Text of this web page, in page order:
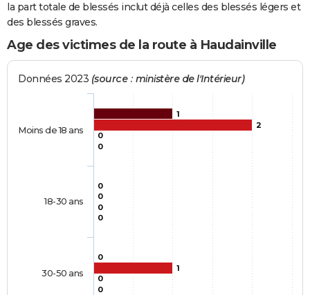
la part totale de blessés inclut déjà celles des blessés légers et
des blessés graves.
Age des victimes de la route à Haudainville
Données 2023 (source : ministère de l'Intérieur)
1
0
0
2
0
1
0
0
0
0
0
0
Moins de 18 ans
18-30 ans
30-50 ans